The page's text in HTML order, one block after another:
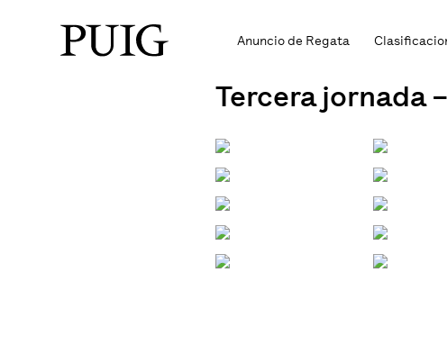
Anuncio de Regata
Tercera jornada